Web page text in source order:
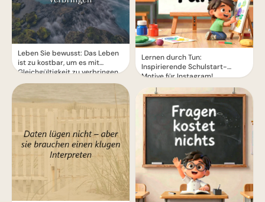
Leben Sie bewusst: Das Leben
ist zu kostbar, um es mit
Gleichgültigkeit zu verbringen
Lernen durch Tun:
Inspirierende Schulstart-
Motive für Instagram!